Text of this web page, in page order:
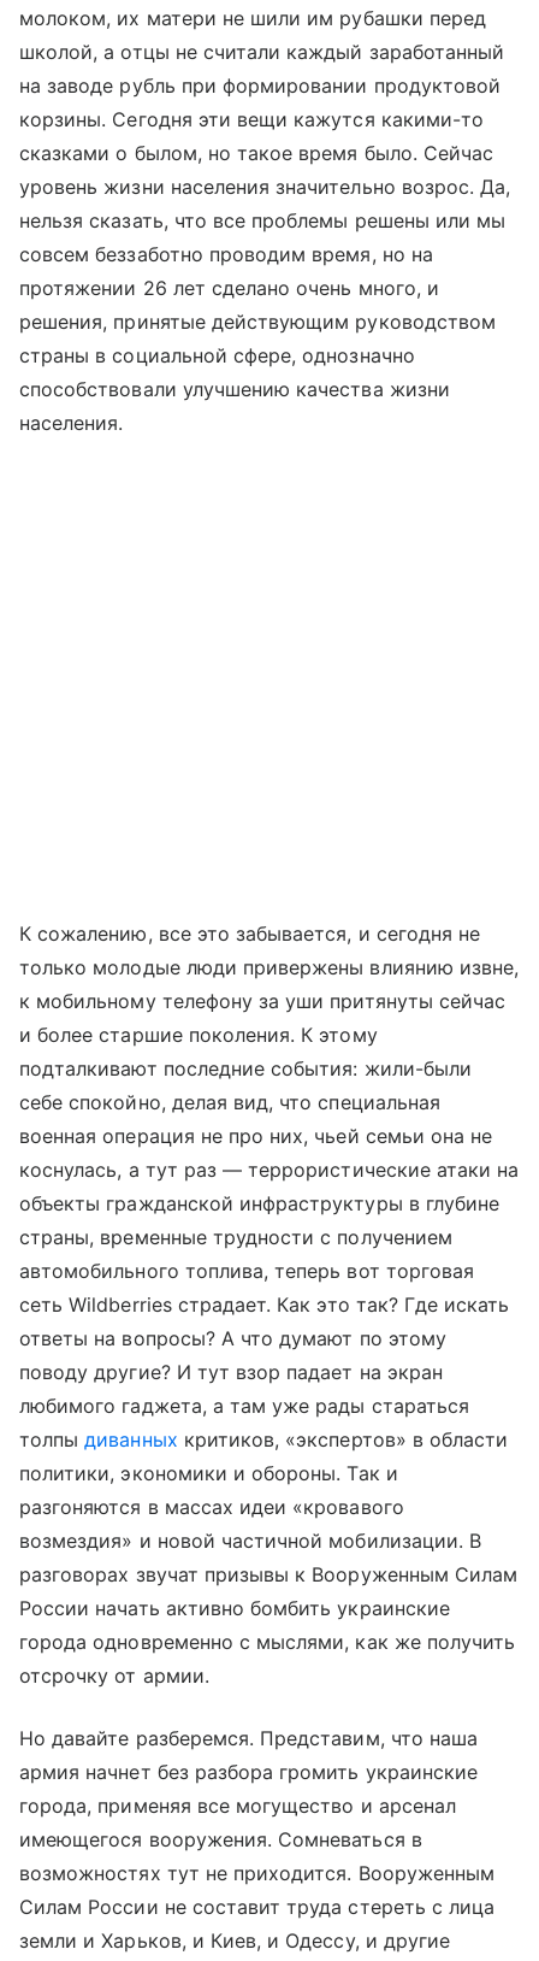
молоком, их матери не шили им рубашки перед
школой, а отцы не считали каждый заработанный
на заводе рубль при формировании продуктовой
корзины. Сегодня эти вещи кажутся какими-то
сказками о былом, но такое время было. Сейчас
уровень жизни населения значительно возрос. Да,
нельзя сказать, что все проблемы решены или мы
совсем беззаботно проводим время, но на
протяжении 26 лет сделано очень много, и
решения, принятые действующим руководством
страны в социальной сфере, однозначно
способствовали улучшению качества жизни
населения.
К сожалению, все это забывается, и сегодня не
только молодые люди привержены влиянию извне,
к мобильному телефону за уши притянуты сейчас
и более старшие поколения. К этому
подталкивают последние события: жили-были
себе спокойно, делая вид, что специальная
военная операция не про них, чьей семьи она не
коснулась, а тут раз — террористические атаки на
объекты гражданской инфраструктуры в глубине
страны, временные трудности с получением
автомобильного топлива, теперь вот торговая
сеть Wildberries страдает. Как это так? Где искать
ответы на вопросы? А что думают по этому
поводу другие? И тут взор падает на экран
любимого гаджета, а там уже рады стараться
толпыдиванных критиков, «экспертов» в области
политики, экономики и обороны. Так и
разгоняются в массах идеи «кровавого
возмездия» и новой частичной мобилизации. В
разговорах звучат призывы к Вооруженным Силам
России начать активно бомбить украинские
города одновременно с мыслями, как же получить
отсрочку от армии.
Но давайте разберемся. Представим, что наша
армия начнет без разбора громить украинские
города, применяя все могущество и арсенал
имеющегося вооружения. Сомневаться в
возможностях тут не приходится. Вооруженным
Силам России не составит труда стереть с лица
земли и Харьков, и Киев, и Одессу, и другие